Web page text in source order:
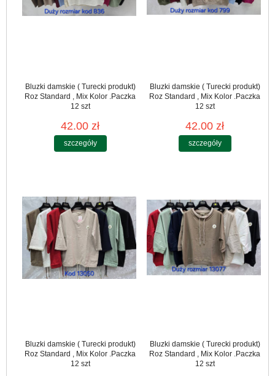
Bluzki damskie ( Turecki produkt)
Roz Standard , Mix Kolor .Paczka
12 szt
42.00 zł
szczegóły
Bluzki damskie ( Turecki produkt)
Roz Standard , Mix Kolor .Paczka
12 szt
42.00 zł
szczegóły
Bluzki damskie ( Turecki produkt)
Roz Standard , Mix Kolor .Paczka
12 szt
Bluzki damskie ( Turecki produkt)
Roz Standard , Mix Kolor .Paczka
12 szt